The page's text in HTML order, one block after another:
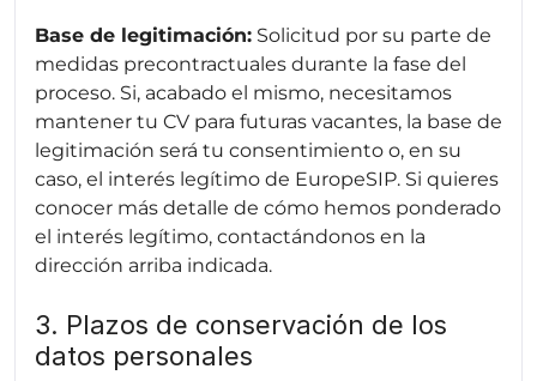
Base de legitimación: Solicitud por su parte de
medidas precontractuales durante la fase del
proceso. Si, acabado el mismo, necesitamos
mantener tu CV para futuras vacantes, la base de
legitimación será tu consentimiento o, en su
caso, el interés legítimo de EuropeSIP. Si quieres
conocer más detalle de cómo hemos ponderado
el interés legítimo, contactándonos en la
dirección arriba indicada.
3. Plazos de conservación de los
datos personales